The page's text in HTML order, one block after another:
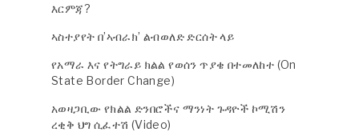
እርምጃ?
ኣስተያየት በ’ኣብራክ’ ልብወለድ ድርሰት ላይ
የአማራ እና የትግራይ ክልል የወሰን ጥያቄ በተመለከተ (On
State Border Change)
አወዛጋቢው የክልል ድንበሮችና ማንነት ጉዳዮች ኮሚሽን
ረቂቅ ህግ ሲፈተሽ (Video)